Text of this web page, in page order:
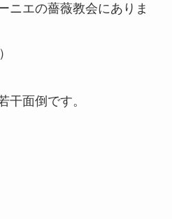
ニエの薔薇教会にありま
干面倒です。